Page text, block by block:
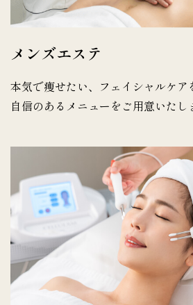
メンズエステ
本気で痩せたい、フェイシャルケア
自信のあるメニューをご用意いたし